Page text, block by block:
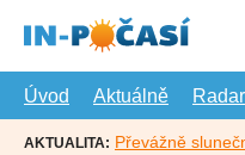
hlavní
Úvod
Aktuálně Radar
AKTUALITA: Převážně